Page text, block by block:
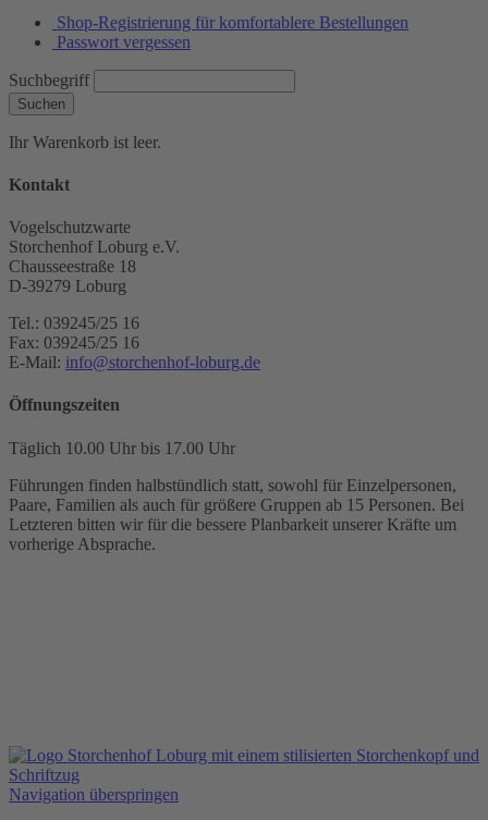
Shop-Registrierung für komfortablere Bestellungen
Passwort vergessen
Suchbegriff
Suchen
Ihr Warenkorb ist leer.
Kontakt
Vogelschutzwarte
Storchenhof Loburg e.V.
Chausseestraße 18
D-39279 Loburg
Tel.: 039245/25 16
Fax: 039245/25 16
E-Mail: info@storchenhof-loburg.de
Öffnungszeiten
Täglich 10.00 Uhr bis 17.00 Uhr
Führungen finden halbstündlich statt, sowohl für Einzelpersonen,
Paare, Familien als auch für größere Gruppen ab 15 Personen. Bei
Letzteren bitten wir für die bessere Planbarkeit unserer Kräfte um
vorherige Absprache.
Navigation überspringen